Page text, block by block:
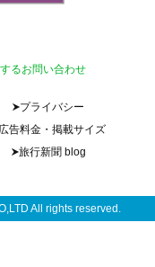
るお問い合わせ
プライバシー
広告料金・掲載サイズ
旅行新聞 blog
All rights reserved.